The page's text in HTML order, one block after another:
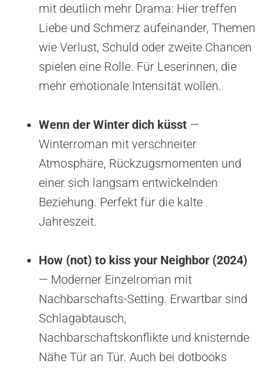
mit deutlich mehr Drama: Hier treffen
Liebe und Schmerz aufeinander, Themen
wie Verlust, Schuld oder zweite Chancen
spielen eine Rolle. Für Leserinnen, die
mehr emotionale Intensität wollen.
Wenn der Winter dich küsst —
Winterroman mit verschneiter
Atmosphäre, Rückzugsmomenten und
einer sich langsam entwickelnden
Beziehung. Perfekt für die kalte
Jahreszeit.
How (not) to kiss your Neighbor (2024)
— Moderner Einzelroman mit
Nachbarschafts-Setting. Erwartbar sind
Schlagabtausch,
Nachbarschaftskonflikte und knisternde
Nähe Tür an Tür. Auch bei dotbooks